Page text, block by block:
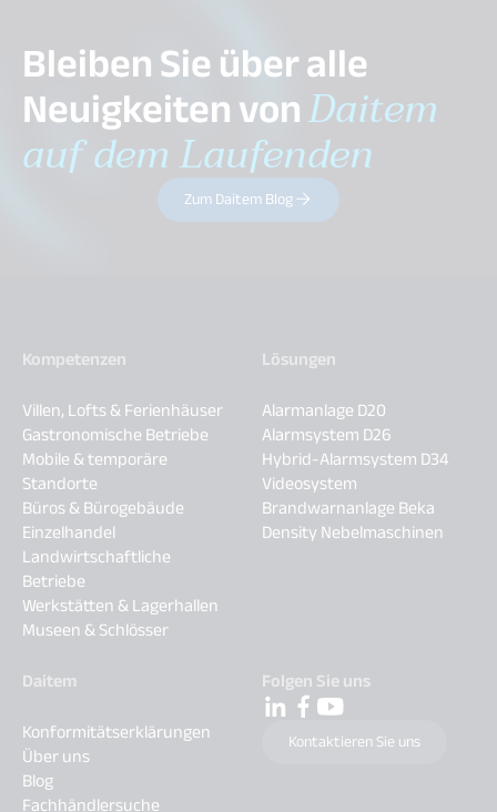
Bleiben Sie über alle
Neuigkeiten vonDaitem
auf dem Laufenden
Zum Daitem Blog
Kompetenzen
Villen, Lofts & Ferienhäuser
Gastronomische Betriebe
Mobile & temporäre
Standorte
Büros & Bürogebäude
Einzelhandel
Landwirtschaftliche
Betriebe
Werkstätten & Lagerhallen
Museen & Schlösser
Lösungen
Alarmanlage D20
Alarmsystem D26
Hybrid-Alarmsystem D34
Videosystem
Brandwarnanlage Beka
Density Nebelmaschinen
Daitem
Konformitätserklärungen
Über uns
Blog
Fachhändlersuche
Folgen Sie uns
Kontaktieren Sie uns